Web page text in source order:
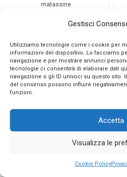
Gestisci
Utilizziamo tecnologie come i cookie per
informazioni del dispositivo. Lo facciamo
navigazione e per mostrare annunci
tecnologie ci consentirà di elaborare dati
navigazione o gli ID univoci su questo sito.
del consenso possono influire
funzioni.
Accetta
Visualizza le
Cookie Policy
matassine
Aggiungi al carrello